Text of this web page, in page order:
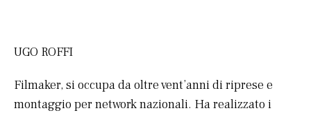
UGO ROFFI
Filmaker, si occupa da oltre vent’anni di riprese e
montaggio per network nazionali. Ha realizzato i